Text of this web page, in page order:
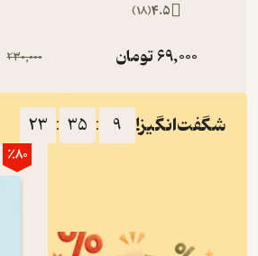
4.5
(
18
)
69,000تومان 230,000
شگفت‌انگیز! 8
:
35
:
23
٪80